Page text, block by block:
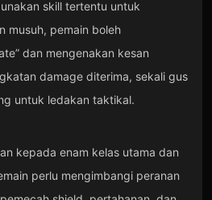
skill tertentu untuk
musuh, pemain boleh
dan mengenakan kesan
damage diterima, sekali gus
untuk ledakan taktikal.
kepada enam kelas utama dan
perlu mengimbangi peranan